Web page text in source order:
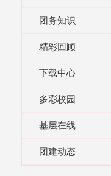
团务知识
精彩回顾
下载中心
多彩校园
基层在线
团建动态